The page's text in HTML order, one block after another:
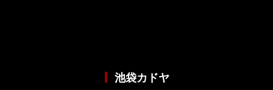
池袋カドヤ